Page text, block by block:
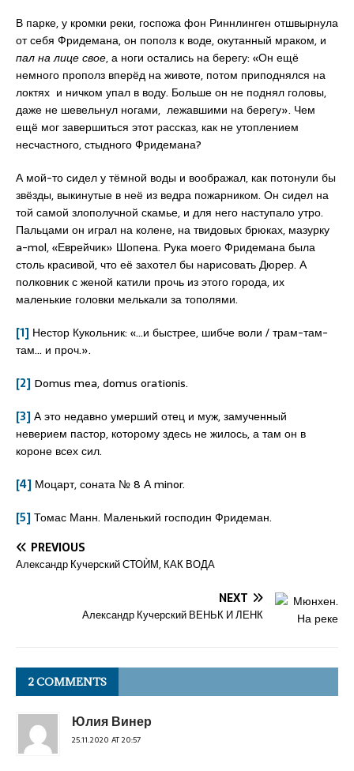
В парке, у кромки реки, госпожа фон Риннлинген отшвырнула
от себя Фридемана, он пополз к воде, окутанный мраком, и
пал на лице свое, а ноги остались на берегу: «Он ещё
немного прополз вперёд на животе, потом приподнялся на
локтях и ничком упал в воду. Больше он не поднял головы,
даже не шевельнул ногами, лежавшими на берегу». Чем
ещё мог завершиться этот рассказ, как не утоплением
несчастного, стыдного Фридемана?
А мой-то сидел у тёмной воды и воображал, как потонули бы
звёзды, выкинутые в неё из ведра пожарником. Он сидел на
той самой злополучной скамье, и для него наступало утро.
Пальцами он играл на колене, на твидовых брюках, мазурку
a-mol, «Еврейчик» Шопена. Рука моего Фридемана была
столь красивой, что её захотел бы нарисовать Дюрер. А
полковник с женой катили прочь из этого города, их
маленькие головки мелькали за тополями.
[1] Нестор Кукольник: «…и быстрее, шибче воли / трам-там-
там… и проч.».
[2] Domus mea, domus orationis.
[3]А это недавно умерший отец и муж, замученный
неверием пастор, которому здесь не жилось, а там он в
короне всех сил.
[4] Моцарт, соната № 8 А minor.
[5]Томас Манн. Маленький господин Фридеман.
PREVIOUS
Александр Кучерский СТОЍМ, КАК ВОДА
NEXT
Александр Кучерский ВЕНЬК И ЛЕНК
2 COMMENTS
Юлия Винер
25.11.2020 AT 20:57